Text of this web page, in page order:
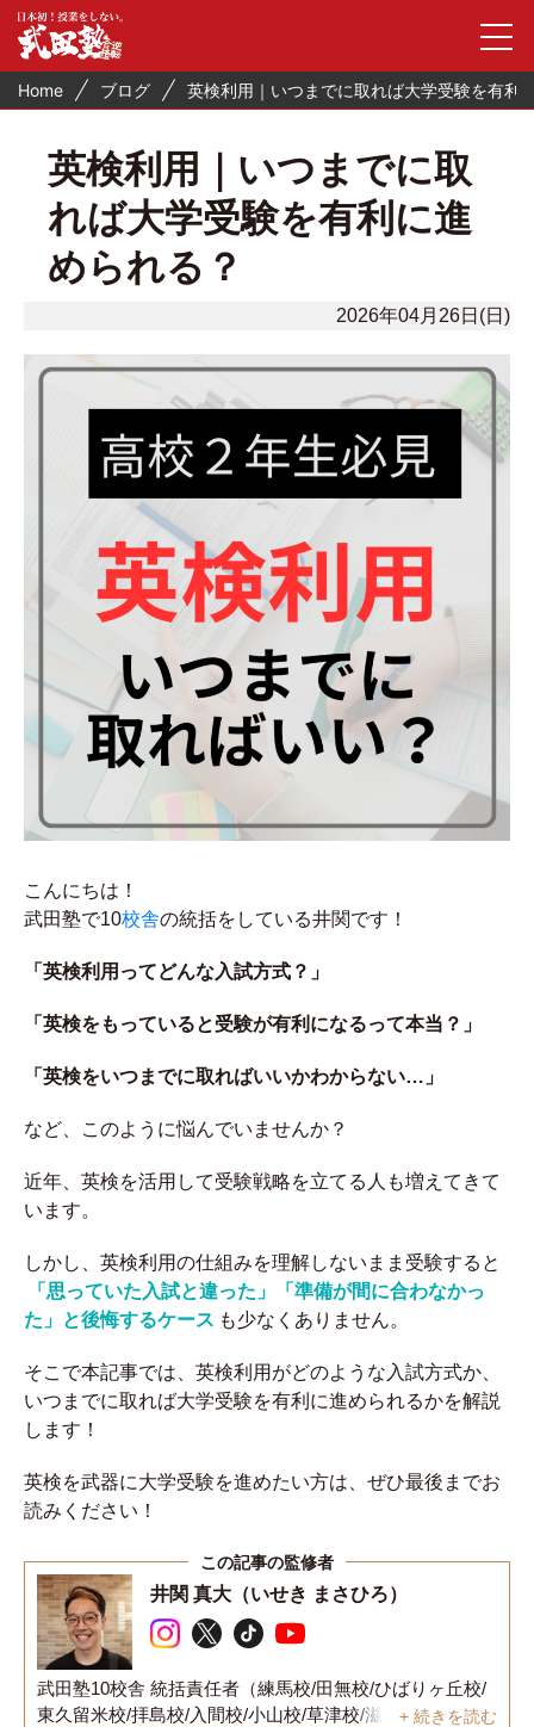
Home ブログ 英検利用｜いつまでに取れば大学受験を有利
英検利用｜いつまでに取
れば大学受験を有利に進
められる？
2026年04月26日(日)
こんにちは！
武田塾で10校舎の統括をしている井関です！
「英検利用ってどんな入試方式？」
「英検をもっていると受験が有利になるって本当？」
「英検をいつまでに取ればいいかわからない…」
など、このように悩んでいませんか？
近年、英検を活用して受験戦略を立てる人も増えてきて
います。
しかし、英検利用の仕組みを理解しないまま受験すると
「思っていた入試と違った」「準備が間に合わなかっ
た」と後悔するケース も少なくありません。
そこで本記事では、英検利用がどのような入試方式か、
いつまでに取れば大学受験を有利に進められるかを解説
します！
英検を武器に大学受験を進めたい方は、ぜひ最後までお
読みください！
井関 真大（いせき まさひろ）
武田塾10校舎 統括責任者（練馬校/田無校/ひばりヶ丘校/
東久留米校/拝島校/入間校/小山校/草津校/滋賀守山校/滋賀
+ 続きを読む